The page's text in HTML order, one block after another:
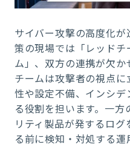
サイバー攻撃の高度化
策の現場では「レッド
ム」、双方の連携が欠か
チームは攻撃者の視点
性や設定不備、インシ
る役割を担います。一
リティ製品が発するロ
る前に検知・対処する運